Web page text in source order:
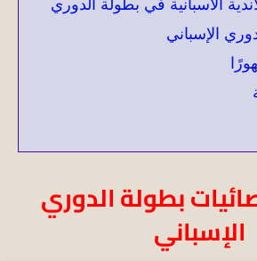
الاسبانية في بطولة الدوري
الإسباني
بطولة الدوري
الإسباني